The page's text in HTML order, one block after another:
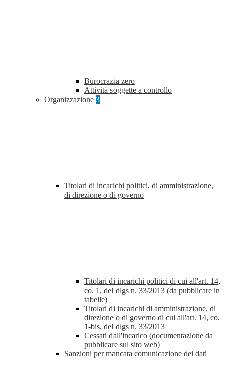
Burocrazia zero
Attività soggette a controllo
Organizzazione 3
Titolari di incarichi politici, di amministrazione,
di direzione o di governo
Titolari di incarichi politici di cui all'art. 14,
co. 1, del dlgs n. 33/2013 (da pubblicare in
tabelle)
Titolari di incarichi di amministrazione, di
direzione o di governo di cui all'art. 14, co.
1-bis, del dlgs n. 33/2013
Cessati dall'incarico (documentazione da
pubblicare sul sito web)
Sanzioni per mancata comunicazione dei dati